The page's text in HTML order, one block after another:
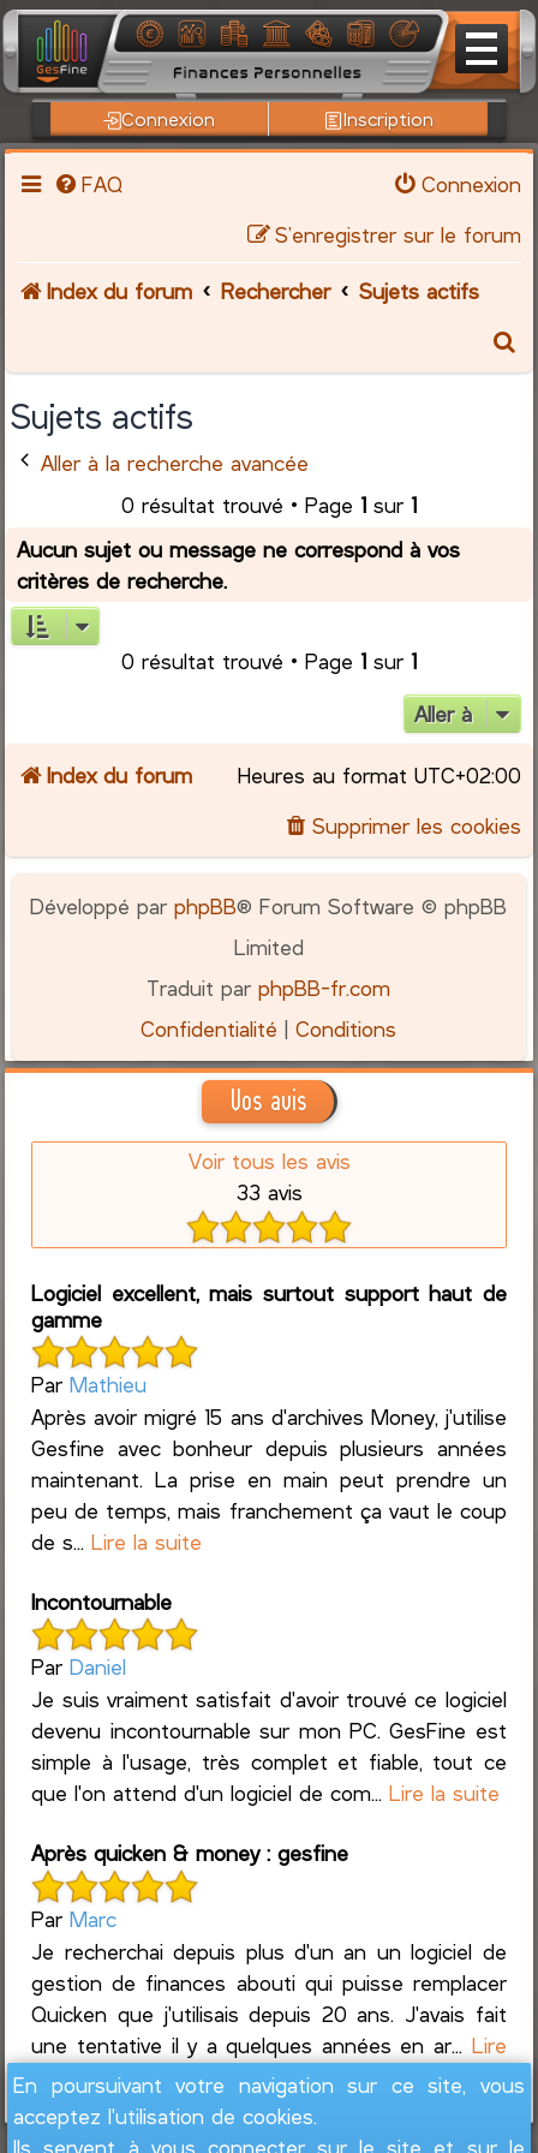
Connexion Inscription
FAQ
Connexion
S’enregistrer sur le forum
Index du forum Rechercher
Sujets actifs
e
r
Sujets actifs
Aller à la recherche avancée
0 résultat trouvé • Page 1 sur 1
Aucun sujet ou message ne correspond à vos
critères de recherche.
0 résultat trouvé • Page 1 sur 1
Aller à
Index du forum Heures au format UTC+02:00
Supprimer les cookies
Développé parphpBB® Forum Software © phpBB
Limited
Traduit parphpBB-fr.com
Confidentialité |Conditions
Vos avis
Voir tous les avis
33 avis
Logiciel excellent, mais surtout support haut de
gamme
ParMathieu
Après avoir migré 15 ans d'archives Money, j'utilise
Gesfine avec bonheur depuis plusieurs années
maintenant. La prise en main peut prendre un
peu de temps, mais franchement ça vaut le coup
de s...Lire la suite
Incontournable
ParDaniel
Je suis vraiment satisfait d'avoir trouvé ce logiciel
devenu incontournable sur mon PC. GesFine est
simple à l'usage, très complet et fiable, tout ce
que l'on attend d'un logiciel de com...Lire la suite
Après quicken & money : gesfine
ParMarc
Je recherchai depuis plus d'un an un logiciel de
gestion de finances abouti qui puisse remplacer
Quicken que j'utilisais depuis 20 ans. J'avais fait
une tentative il y a quelques années en ar... Lire
la suite
En poursuivant votre navigation sur ce site, vous
acceptez l'utilisation de cookies.
Ils servent à vous connecter sur le site et sur le